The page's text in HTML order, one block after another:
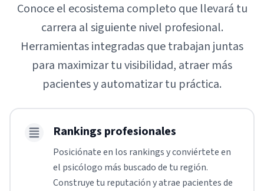
Conoce el ecosistema completo que llevará tu
carrera al siguiente nivel profesional.
Herramientas integradas que trabajan juntas
para maximizar tu visibilidad, atraer más
pacientes y automatizar tu práctica.
Rankings profesionales
Posiciónate en los rankings y conviértete en
el psicólogo más buscado de tu región.
Construye tu reputación y atrae pacientes de